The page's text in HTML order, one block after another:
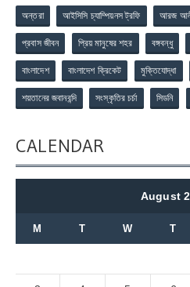
অন্তরা আইসিসি চ্যাম্পিয়নস ট্রফি আরজ
প্রবাস জীবন প্রিয় মানুষের শহর বঙ্গবন্ধু
বাংলাদেশ বাংলাদেশ ক্রিকেট মুক্তিযোদ্ধা
শয়তানের জবানবন্দি সংস্কৃতির চর্চা সিডনি
CALENDAR
August
M T W T